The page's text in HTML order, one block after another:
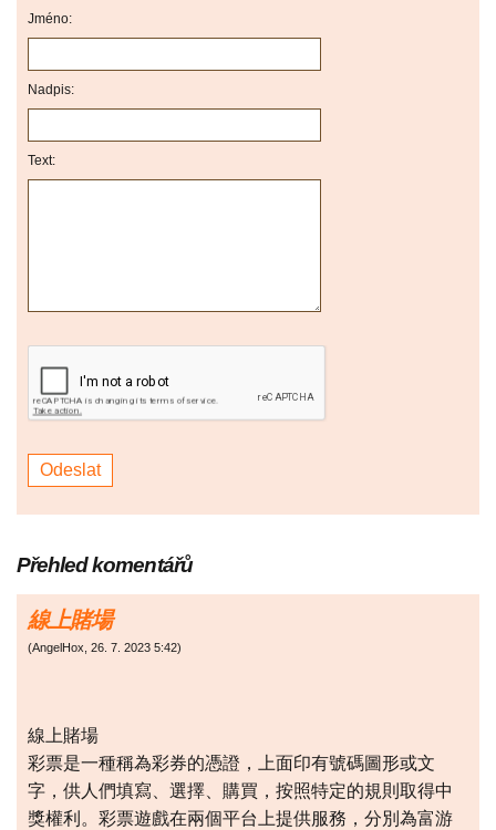
Jméno:
Nadpis:
Text:
Přehled komentářů
線上賭場
(AngelHox, 26. 7. 2023 5:42)
線上賭場
彩票是一種稱為彩券的憑證，上面印有號碼圖形或文
字，供人們填寫、選擇、購買，按照特定的規則取得中
獎權利。彩票遊戲在兩個平台上提供服務，分別為富游